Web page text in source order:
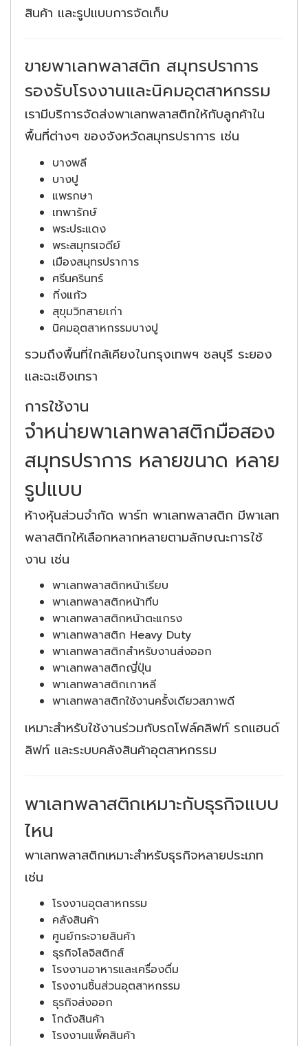
สินค้า และรูปแบบการจัดเก็บ
ขายพาเลทพลาสติก สมุทรปราการ
รองรับโรงงานและนิคมอุตสาหกรรม
เรามีบริการจัดส่งพาเลทพลาสติกให้กับลูกค้าใน
พื้นที่ต่างๆ ของจังหวัดสมุทรปราการ เช่น
บางพลี
บางปู
แพรกษา
เทพารักษ์
พระประแดง
พระสมุทรเจดีย์
เมืองสมุทรปราการ
ศรีนครินทร์
กิ่งแก้ว
สุขุมวิทสายเก่า
นิคมอุตสาหกรรมบางปู
รวมถึงพื้นที่ใกล้เคียงในกรุงเทพฯ ชลบุรี ระยอง
และฉะเชิงเทรา
การใช้งาน
จำหน่ายพาเลทพลาสติกมือสอง
สมุทรปราการ หลายขนาด หลาย
รูปแบบ
ห้างหุ้นส่วนจำกัด พาร์ท พาเลทพลาสติก มีพาเลท
พลาสติกให้เลือกหลากหลายตามลักษณะการใช้
งาน เช่น
พาเลทพลาสติกหน้าเรียบ
พาเลทพลาสติกหน้าทึบ
พาเลทพลาสติกหน้าตะแกรง
พาเลทพลาสติก Heavy Duty
พาเลทพลาสติกสำหรับงานส่งออก
พาเลทพลาสติกญี่ปุ่น
พาเลทพลาสติกเกาหลี
พาเลทพลาสติกใช้งานครั้งเดียวสภาพดี
เหมาะสำหรับใช้งานร่วมกับรถโฟล์คลิฟท์ รถแฮนด์
ลิฟท์ และระบบคลังสินค้าอุตสาหกรรม
พาเลทพลาสติกเหมาะกับธุรกิจแบบ
ไหน
พาเลทพลาสติกเหมาะสำหรับธุรกิจหลายประเภท
เช่น
โรงงานอุตสาหกรรม
คลังสินค้า
ศูนย์กระจายสินค้า
ธุรกิจโลจิสติกส์
โรงงานอาหารและเครื่องดื่ม
โรงงานชิ้นส่วนอุตสาหกรรม
ธุรกิจส่งออก
โกดังสินค้า
โรงงานแพ็คสินค้า